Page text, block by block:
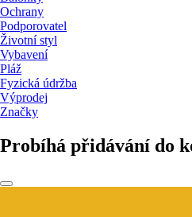
Ochrany
Podporovatel
Životní styl
Vybavení
Pláž
Fyzická údržba
Výprodej
Značky
Probíhá přidávání do